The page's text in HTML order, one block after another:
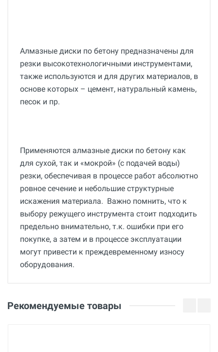
Алмазные диски по бетону предназначены для
резки высокотехнологичными инструментами,
также используются и для других материалов, в
основе которых – цемент, натуральный камень,
песок и пр.
Применяются алмазные диски по бетону как
для сухой, так и «мокрой» (с подачей воды)
резки, обеспечивая в процессе работ абсолютно
ровное сечение и небольшие структурные
искажения материала. Важно помнить, что к
выбору режущего инструмента стоит подходить
предельно внимательно, т.к. ошибки при его
покупке, а затем и в процессе эксплуатации
могут привести к преждевременному износу
оборудования.
Беларусь
Оценка
Рекомендуемые товары